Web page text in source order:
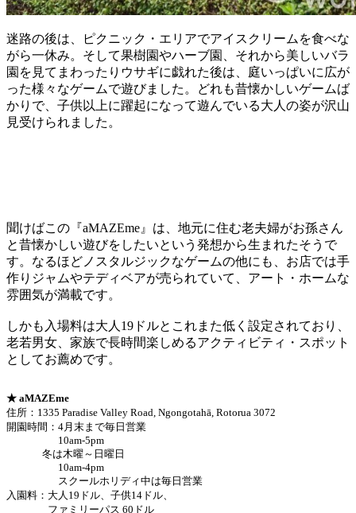
迷路の後は、ピクニック・エリアでアイスクリームを食べな
がら一休み。そして果樹園やハーブ園、それから美しいバラ
園を見てまわったりウサギに戯れた後は、庭いっぱいに広が
った様々なゲームで遊びました。どれも昔懐かしいゲームば
かりで、子供以上に躍起になって遊んでいる大人の姿が沢山
見受けられました。
聞けばこの『aMAZEme』は、地元に住む老夫婦がお孫さん
と昔懐かしい遊びをしたいという発想から生まれたそうで
す。なるほどノスタルジックなゲームの他にも、お店では手
作りジャムやテディベアが売られていて、アート・ホームな
雰囲気が満載です。
しかも入場料は大人19ドルとこれまた低く設定されており、
老若男女、家族で長時間楽しめるアクティビティ・スポット
としてお薦めです。
★ aMAZEme
住所：1335 Paradise Valley Road, Ngongotahā, Rotorua 3072
開園時間：4月末まで毎日営業
10am-5pm
冬は木曜～日曜日
10am-4pm
スクールホリディ中は毎日営業
入園料：大人19ドル、子供14ドル、
ファミリーパス 60ドル